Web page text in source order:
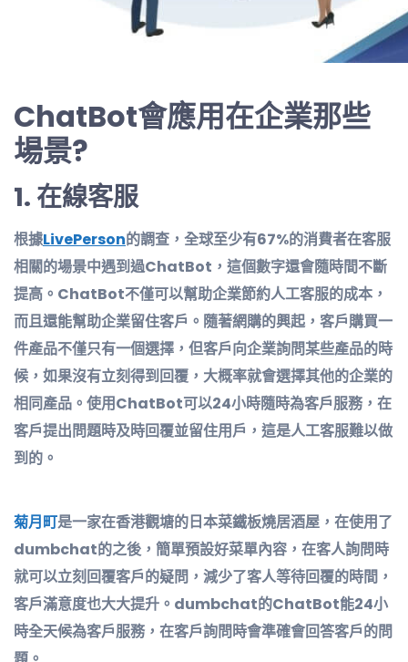
ChatBot會應用在企業那些
場景?
1. 在線客服
根據LivePerson的調查，全球至少有67%的消費者在客服
相關的場景中遇到過ChatBot，這個數字還會隨時間不斷
提高。ChatBot不僅可以幫助企業節約人工客服的成本，
而且還能幫助企業留住客戶。隨著網購的興起，客戶購買一
件產品不僅只有一個選擇，但客戶向企業詢問某些產品的時
候，如果沒有立刻得到回覆，大概率就會選擇其他的企業的
相同產品。使用ChatBot可以24小時隨時為客戶服務，在
客戶提出問題時及時回覆並留住用戶，這是人工客服難以做
到的。
菊月町是一家在香港觀塘的日本菜鐵板燒居酒屋，在使用了
dumbchat的之後，簡單預設好菜單內容，在客人詢問時
就可以立刻回覆客戶的疑問，減少了客人等待回覆的時間，
客戶滿意度也大大提升。dumbchat的ChatBot能24小
時全天候為客戶服務，在客戶詢問時會準確會回答客戶的問